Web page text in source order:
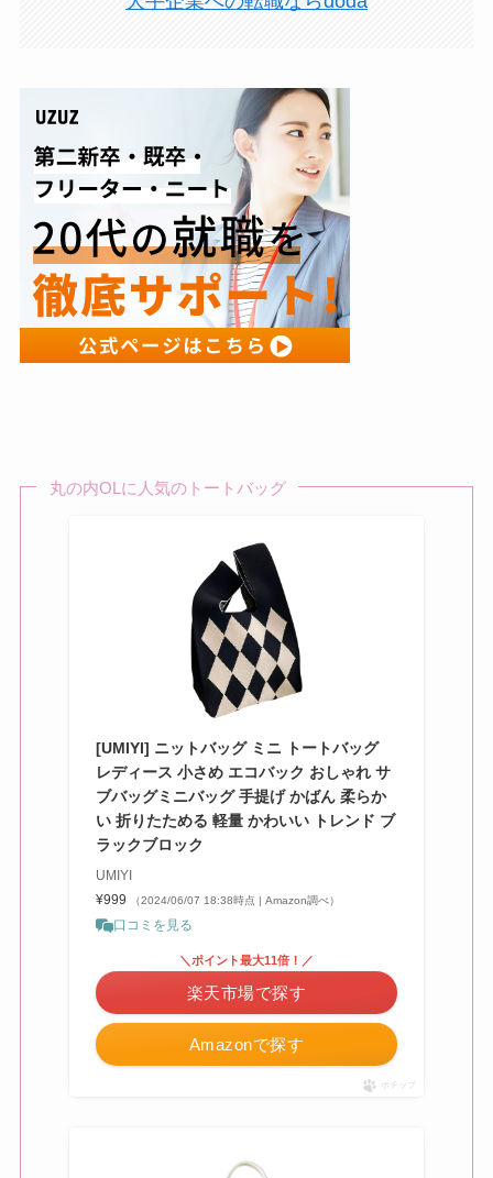
丸の内OLに人気のトートバッグ
[UMIYI] ニットバッグ ミニ トートバッグ
レディース 小さめ エコバック おしゃれ サ
ブバッグミニバッグ 手提げ かばん 柔らか
い 折りたためる 軽量 かわいい トレンド ブ
ラックブロック
UMIYI
¥999
（2024/06/07 18:38時点 | Amazon調べ）
口コミを見る
Amazonで探す
＼ポイント最大11倍！／
楽天市場で探す
ポチップ